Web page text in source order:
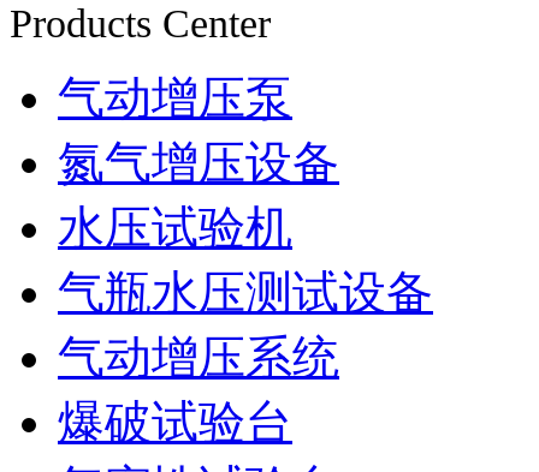
Products Center
气动增压泵
氮气增压设备
水压试验机
气瓶水压测试设备
气动增压系统
爆破试验台